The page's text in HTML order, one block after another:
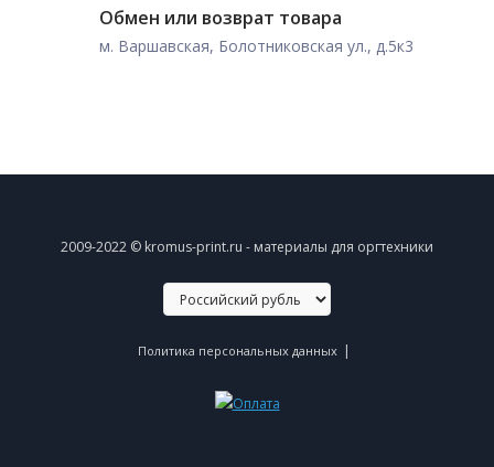
Обмен или возврат товара
м. Варшавская, Болотниковская ул., д.5к3
2009-2022 © kromus-print.ru - материалы для оргтехники
Политика персональных данных |